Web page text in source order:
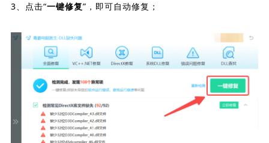
3、点击“一键修复”，即可自动修复；